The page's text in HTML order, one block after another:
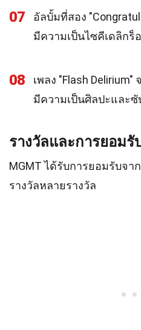
07
อัลบั้มที่สอง
มีความเป็นไซคีเดลิกร็
08
เพลง "Flash
มีความเป็นศิลปะและ
รางวัลและการยอมรั
MGMT ได้รับการยอมรับจ
รางวัลหลายรางวัล